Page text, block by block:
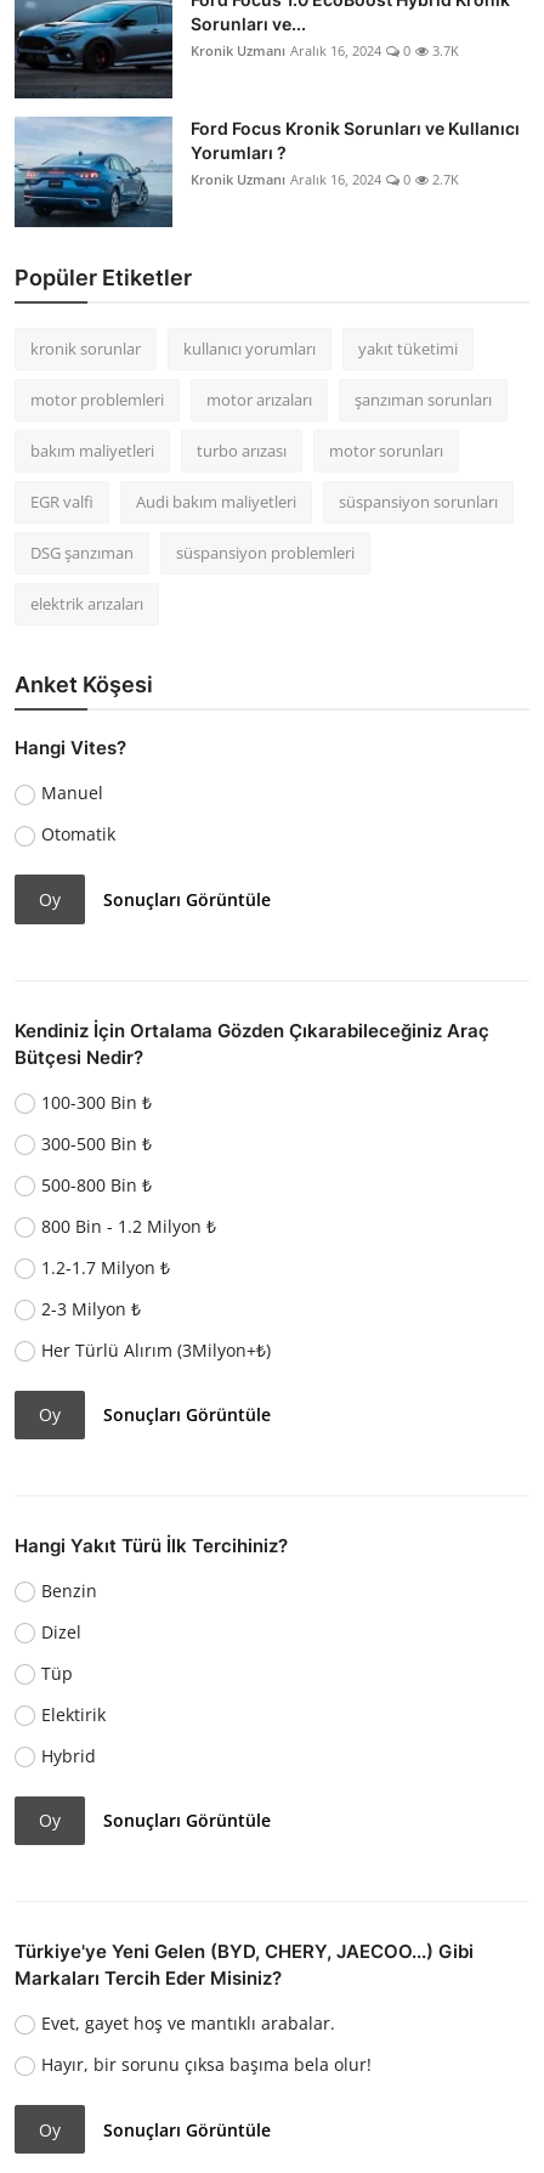
Sorunları ve...
Kronik Uzmanı Aralık 16, 2024 0 3.7K
Ford Focus Kronik Sorunları ve Kullanıcı
Yorumları ?
Kronik Uzmanı Aralık 16, 2024 0 2.7K
Popüler Etiketler
kronik sorunlar kullanıcı yorumları yakıt tüketimi
motor problemleri motor arızaları şanzıman sorunları
bakım maliyetleri turbo arızası motor sorunları
EGR valfi Audi bakım maliyetleri süspansiyon sorunları
DSG şanzıman süspansiyon problemleri
elektrik arızaları
Anket Köşesi
Hangi Vites?
Manuel
Otomatik
Oy Sonuçları Görüntüle
Kendiniz İçin Ortalama Gözden Çıkarabileceğiniz Araç
Bütçesi Nedir?
100-300 Bin ₺
300-500 Bin ₺
500-800 Bin ₺
800 Bin - 1.2 Milyon ₺
1.2-1.7 Milyon ₺
2-3 Milyon ₺
Her Türlü Alırım (3Milyon+₺)
Oy Sonuçları Görüntüle
Hangi Yakıt Türü İlk Tercihiniz?
Benzin
Dizel
Tüp
Elektirik
Hybrid
Oy Sonuçları Görüntüle
Türkiye'ye Yeni Gelen (BYD, CHERY, JAECOO...) Gibi
Markaları Tercih Eder Misiniz?
Evet, gayet hoş ve mantıklı arabalar.
Hayır, bir sorunu çıksa başıma bela olur!
Oy Sonuçları Görüntüle